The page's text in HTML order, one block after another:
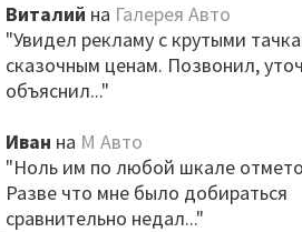
Виталий на Галерея Авто
"Увидел рекламу с крутыми
сказочным ценам. Позвонил,
объяснил..."
Иван на М Авто
"Ноль им по любой шкале
Разве что мне было добираться
сравнительно недал..."